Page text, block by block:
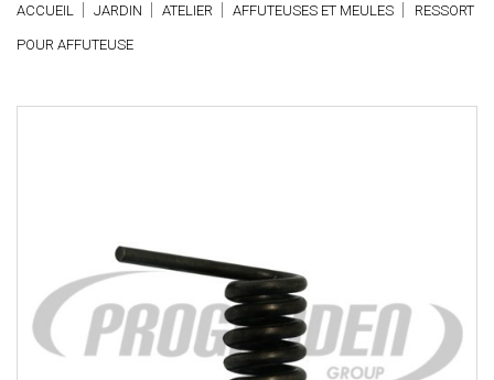
ACCUEIL JARDIN ATELIER AFFUTEUSES ET MEULES RESSORT
POUR AFFUTEUSE